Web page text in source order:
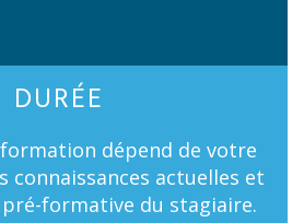
DURÉE
dépend de votre
connaissances actuelles et
pré-formative du stagiaire.